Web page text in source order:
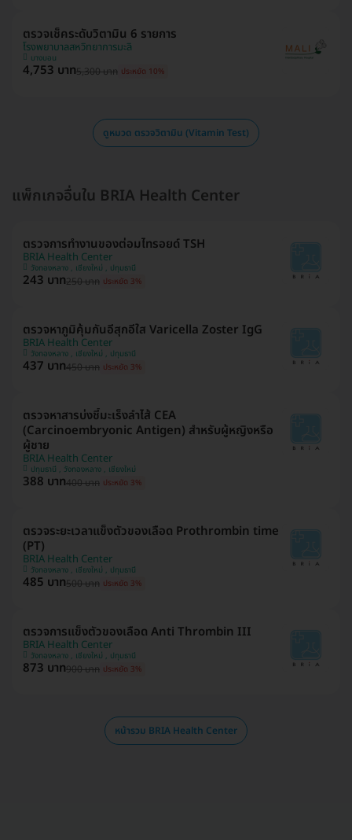
ตรวจเช็คระดับวิตามิน 6 รายการ
โรงพยาบาลสหวิทยาการมะลิ
บางบอน
4,753 บาท5,300 บาท ประหยัด 10%
ดูหมวด ตรวจวิตามิน (Vitamin Test)
แพ็กเกจอื่นใน BRIA Health Center
ตรวจการทำงานของต่อมไทรอยด์ TSH
BRIA Health Center
วังทองหลาง , เชียงใหม่ , ปทุมธานี
243 บาท250 บาท ประหยัด 3%
ตรวจหาภูมิคุ้มกันอีสุกอีใส Varicella Zoster IgG
BRIA Health Center
วังทองหลาง , เชียงใหม่ , ปทุมธานี
437 บาท450 บาท ประหยัด 3%
ตรวจหาสารบ่งชี้มะเร็งลำไส้ CEA
(Carcinoembryonic Antigen) สำหรับผู้หญิงหรือ
ผู้ชาย
BRIA Health Center
ปทุมธานี , วังทองหลาง , เชียงใหม่
388 บาท400 บาท ประหยัด 3%
ตรวจระยะเวลาแข็งตัวของเลือด Prothrombin time
(PT)
BRIA Health Center
วังทองหลาง , เชียงใหม่ , ปทุมธานี
485 บาท500 บาท ประหยัด 3%
ตรวจการแข็งตัวของเลือด Anti Thrombin III
BRIA Health Center
วังทองหลาง , เชียงใหม่ , ปทุมธานี
873 บาท900 บาท ประหยัด 3%
หน้ารวม BRIA Health Center